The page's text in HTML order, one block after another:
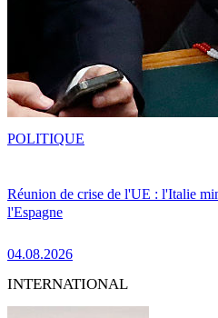
Réunion de crise de l'UE : l'Italie
l'Espagne
04.08.2026
POLITIQUE
INTERNATIONAL